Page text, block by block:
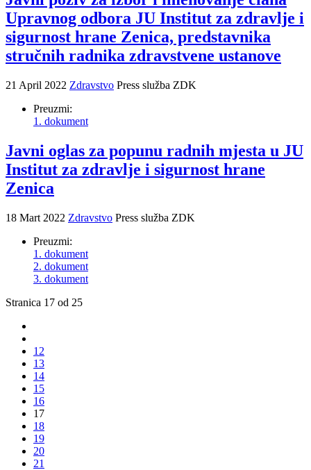
Upravnog odbora JU Institut za zdravlje i
sigurnost hrane Zenica, predstavnika
stručnih radnika zdravstvene ustanove
21 April 2022 Zdravstvo Press služba ZDK
Preuzmi:
1. dokument
Javni oglas za popunu radnih mjesta u JU
Institut za zdravlje i sigurnost hrane
Zenica
18 Mart 2022 Zdravstvo Press služba ZDK
Preuzmi:
1. dokument
2. dokument
3. dokument
Stranica 17 od 25
12
13
14
15
16
17
18
19
20
21